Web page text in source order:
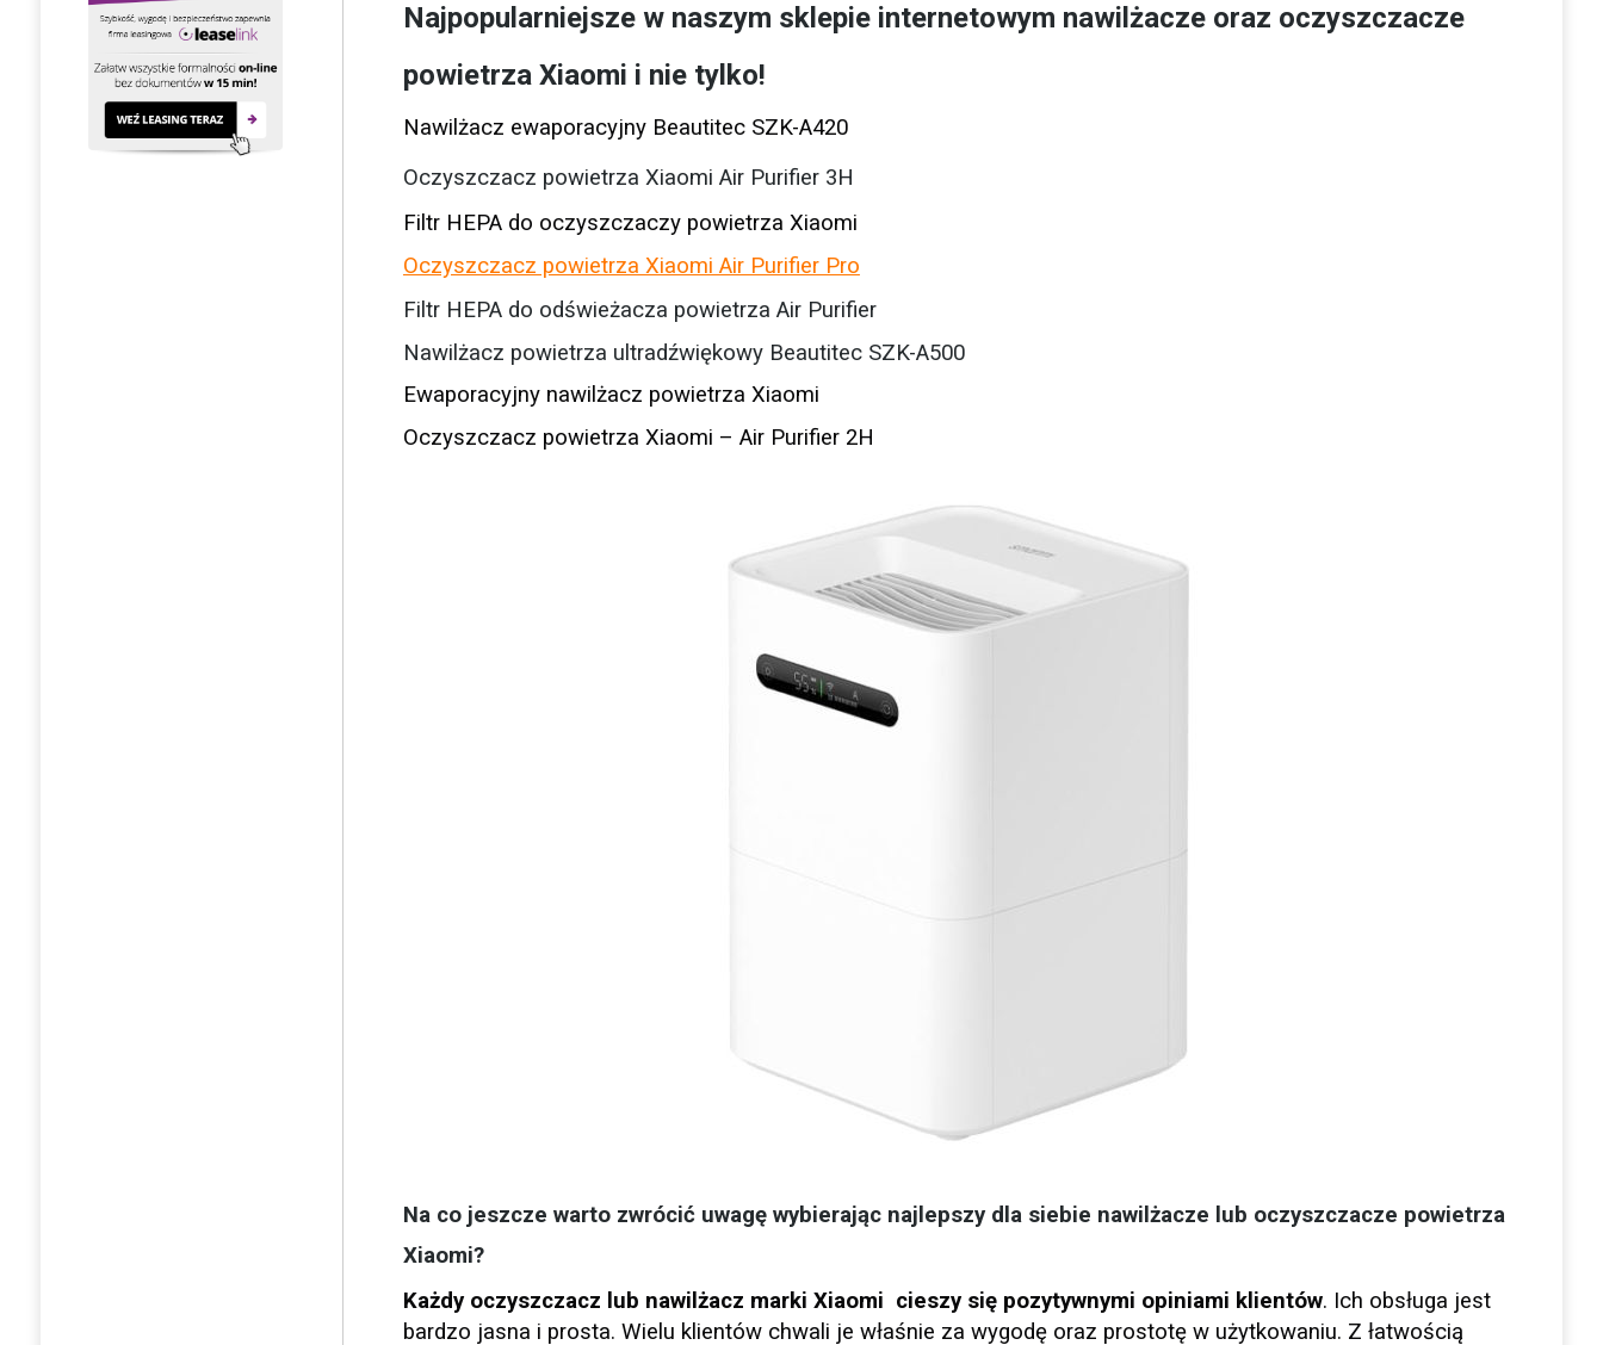
Najpopularniejsze w naszym sklepie internetowym nawilżacze oraz oczyszczacze
powietrza Xiaomi i nie tylko!
Nawilżacz ewaporacyjny Beautitec SZK-A420
Oczyszczacz powietrza Xiaomi Air Purifier 3H
Filtr HEPA do oczyszczaczy powietrza Xiaomi
Oczyszczacz powietrza Xiaomi Air Purifier Pro
Filtr HEPA do odświeżacza powietrza Air Purifier
Nawilżacz powietrza ultradźwiękowy Beautitec SZK-A500
Ewaporacyjny nawilżacz powietrza Xiaomi
Oczyszczacz powietrza Xiaomi – Air Purifier 2H
Na co jeszcze warto zwrócić uwagę wybierając najlepszy dla siebie nawilżacze lub oczyszczacze powietrza
Xiaomi?
Każdy oczyszczacz lub nawilżacz marki Xiaomi cieszy się pozytywnymi opiniami klientów. Ich obsługa jest
bardzo jasna i prosta. Wielu klientów chwali je właśnie za wygodę oraz prostotę w użytkowaniu. Z łatwością